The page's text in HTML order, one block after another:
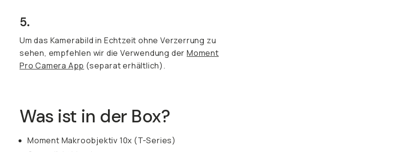
5.
Um das Kamerabild in Echtzeit ohne Verzerrung zu
sehen, empfehlen wir die Verwendung der Moment
Pro Camera App (separat erhältlich).
Was ist in der Box?
Moment Makroobjektiv 10x (T-Series)